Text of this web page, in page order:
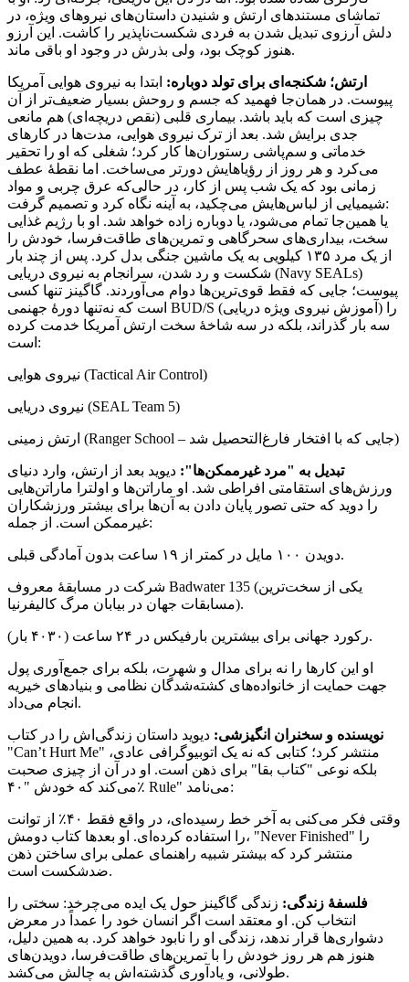
تماشای مستندهای ارتش و شنیدن داستان‌های نیروهای ویژه، در
دلش آرزوی تبدیل شدن به فردی شکست‌ناپذیر را کاشت. این آرزو
هنوز کوچک بود، ولی بذرش در وجود او باقی ماند.
ارتش؛ شکنجه‌ای برای تولد دوباره: ابتدا به نیروی هوایی آمریکا
پیوست. در همان‌جا فهمید که جسم و روحش بسیار ضعیف‌تر از آن
چیزی است که باید باشد. بیماری قلبی‌ (نقص دریچه‌ای) هم مانعی
جدی برایش شد. بعد از ترک نیروی هوایی، مدت‌ها در کارهای
خدماتی و سم‌پاشی رستوران‌ها کار کرد؛ شغلی که او را تحقیر
می‌کرد و هر روز از رؤیاهایش دورتر می‌ساخت. اما نقطهٔ عطف
زمانی بود که یک شب پس از کار، در حالی‌که عرق چربی و مواد
شیمیایی از لباس‌هایش می‌چکید، به آینه نگاه کرد و تصمیم گرفت:
یا همین‌جا تمام می‌شود، یا دوباره زاده خواهد شد. او با رژیم غذایی
سخت، بیداری‌های سحرگاهی و تمرین‌های طاقت‌فرسا، خودش را
از یک مرد ۱۳۵ کیلویی به یک ماشین جنگی بدل کرد. پس از چند بار
شکست و رد شدن، سرانجام به نیروی دریایی (Navy SEALs)
پیوست؛ جایی که فقط قوی‌ترین‌ها دوام می‌آوردند. گاگینز تنها کسی
است که نه‌تنها دورهٔ جهنمی BUD/S (آموزش نیروی ویژه دریایی) را
سه بار گذراند، بلکه در سه شاخهٔ سخت ارتش آمریکا خدمت کرده
است:
نیروی هوایی (Tactical Air Control)
نیروی دریایی (SEAL Team 5)
ارتش زمینی (Ranger School – جایی که با افتخار فارغ‌التحصیل شد)
تبدیل به "مرد غیرممکن‌ها": دیوید بعد از ارتش، وارد دنیای
ورزش‌های استقامتی افراطی شد. او ماراتن‌ها و اولترا ماراتن‌هایی
را دوید که حتی تصور پایان دادن به آن‌ها برای بیشتر ورزشکاران
غیرممکن است. از جمله:
دویدن ۱۰۰ مایل در کمتر از ۱۹ ساعت بدون آمادگی قبلی.
شرکت در مسابقهٔ معروف Badwater 135 (یکی از سخت‌ترین
مسابقات جهان در بیابان مرگ کالیفرنیا).
رکورد جهانی برای بیشترین بارفیکس در ۲۴ ساعت (۴۰۳۰ بار).
او این کارها را نه برای مدال و شهرت، بلکه برای جمع‌آوری پول
جهت حمایت از خانواده‌های کشته‌شدگان نظامی و بنیادهای خیریه
انجام می‌داد.
نویسنده و سخنران انگیزشی: دیوید داستان زندگی‌اش را در کتاب
"Can’t Hurt Me" منتشر کرد؛ کتابی که نه یک اتوبیوگرافی عادی،
بلکه نوعی "کتاب بقا" برای ذهن است. او در آن از چیزی صحبت
می‌کند که خودش "۴۰٪ Rule" می‌نامد:
وقتی فکر می‌کنی به آخر خط رسیده‌ای، در واقع فقط ۴۰٪ از توانت
را استفاده کرده‌ای. او بعدها کتاب دومش، "Never Finished" را
منتشر کرد که بیشتر شبیه راهنمای عملی برای ساختن ذهن
ضدشکست است.
فلسفهٔ زندگی: زندگی گاگینز حول یک ایده می‌چرخد: سختی را
انتخاب کن. او معتقد است اگر انسان خود را عمداً در معرض
دشواری‌ها قرار ندهد، زندگی او را نابود خواهد کرد. به همین دلیل،
هنوز هم هر روز خودش را با تمرین‌های طاقت‌فرسا، دویدن‌های
طولانی، و یادآوری گذشته‌اش به چالش می‌کشد.